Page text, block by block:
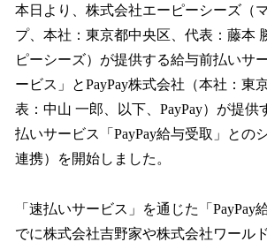
！
数
を
読
み
中
で
本日より、株式会社エーピーシーズ（
プ、本社：東京都中央区、代表：藤本
ピーシーズ）が提供する給与前払いサ
ービス」とPayPay株式会社（本社：東
表：中山 一郎、以下、PayPay）が提供
払いサービス「PayPay給与受取」との
連携）を開始しました。
「速払いサービス」を通じた「PayPay
でに株式会社吉野家や株式会社ワール